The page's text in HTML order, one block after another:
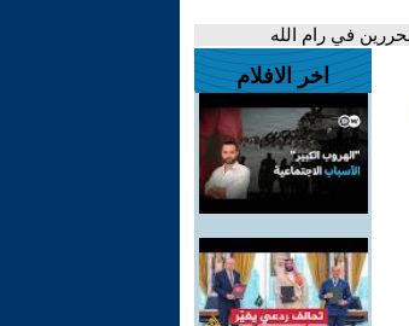
في رام الله
اخر الافلام